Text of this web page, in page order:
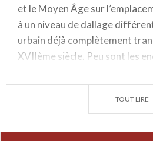
et le Moyen Âge sur
à un niveau de dallage
urbain déjà complètement
XVIIème siècle. Peu sont les
idée aussi claire et évocatrice
archéologique et de l’histoire
palais, vous pouvez accomplir
TOUT LIRE